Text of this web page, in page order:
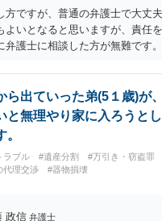
方ですが、普通の弁護士で大丈
よいとなると思いますが、責任
弁護士に相談した方が無難です。
ら出ていった弟(5１歳)が
と無理やり家に入ろうと
。
ラブル #遺産分割 #万引き・窃盗罪
代理交渉
#器物損壊
政信 弁護士